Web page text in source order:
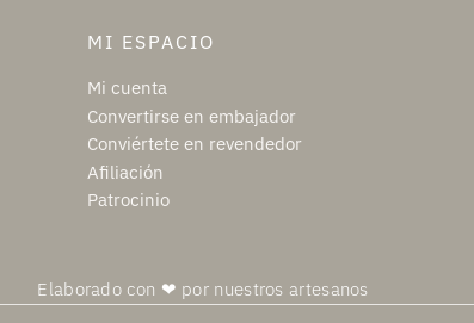
MI ESPACIO
Mi cuenta
Convertirse en embajador
Conviértete en revendedor
Afiliación
Patrocinio
Elaborado con ❤ por nuestros artesanos